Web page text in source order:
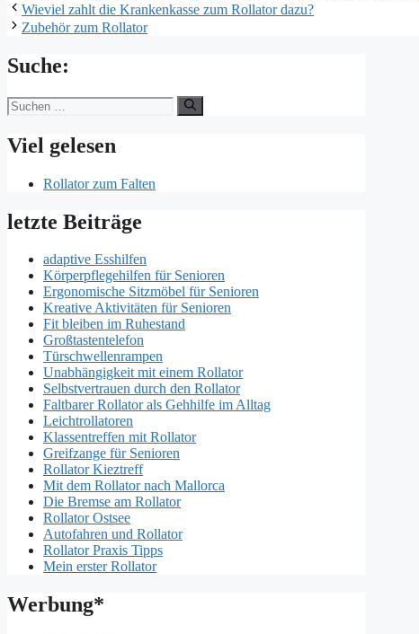
Wieviel zahlt die Krankenkasse zum Rollator dazu?
Zubehör zum Rollator
Suche:
Suchen
nach:
Viel gelesen
Rollator zum Falten
letzte Beiträge
adaptive Esshilfen
Körperpflegehilfen für Senioren
Ergonomische Sitzmöbel für Senioren
Kreative Aktivitäten für Senioren
Fit bleiben im Ruhestand
Großtastentelefon
Türschwellenrampen
Unabhängigkeit mit einem Rollator
Selbstvertrauen durch den Rollator
Faltbarer Rollator als Gehhilfe im Alltag
Leichtrollatoren
Klassentreffen mit Rollator
Greifzange für Senioren
Rollator Kieztreff
Mit dem Rollator nach Mallorca
Die Bremse am Rollator
Rollator Ostsee
Autofahren und Rollator
Rollator Praxis Tipps
Mein erster Rollator
Werbung*